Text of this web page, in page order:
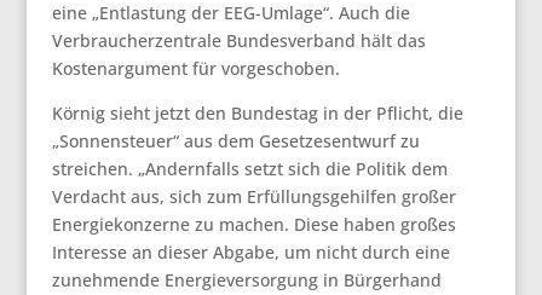
eine „Entlastung der EEG-Umlage“. Auch die
Verbraucherzentrale Bundesverband hält das
Kostenargument für vorgeschoben.
Körnig sieht jetzt den Bundestag in der Pflicht, die
„Sonnensteuer“ aus dem Gesetzesentwurf zu
streichen. „Andernfalls setzt sich die Politik dem
Verdacht aus, sich zum Erfüllungsgehilfen großer
Energiekonzerne zu machen. Diese haben großes
Interesse an dieser Abgabe, um nicht durch eine
zunehmende Energieversorgung in Bürgerhand